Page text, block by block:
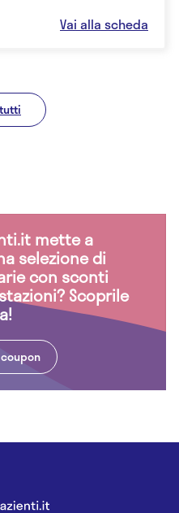
Vai alla scheda
mette a
selezione di
con sconti
Scoprile